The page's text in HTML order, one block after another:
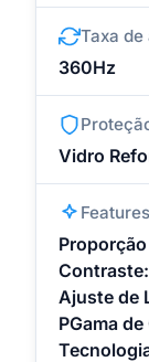
Taxa
360Hz
Vidro
Features
Ajuste de
PGama